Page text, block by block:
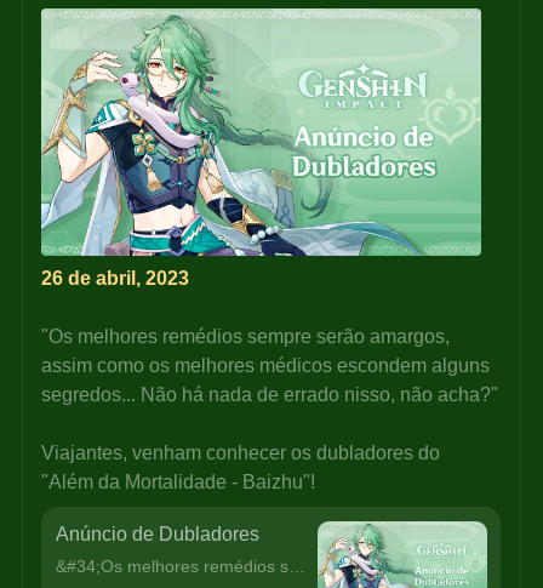
26 de abril, 2023
"Os melhores remédios sempre serão amargos,
assim como os melhores médicos escondem alguns
segredos... Não há nada de errado nisso, não acha?"
Viajantes, venham conhecer os dubladores do
"Além da Mortalidade - Baizhu"!
Anúncio de Dubladores
&#34;Os melhores remédios sempre serão amargos, assim como os melhores médicos escondem alguns segredos... Não há nada de errado nisso, não acha?&#34;Viajantes, venham conhecer os dubladores do &#34;A